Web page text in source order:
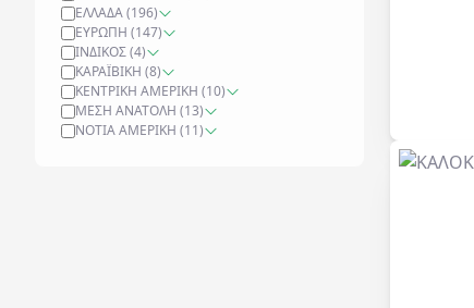
ΕΛΛΆΔΑ(196)
ΕΥΡΏΠΗ (147)
ΙΝΔΙΚΌΣ(4)
ΚΑΡΑΪΒΙΚΉ (8)
ΚΕΝΤΡΙΚΉ ΑΜΕΡΙΚΉ (10)
ΜΈΣΗ ΑΝΑΤΟΛΉ (13)
ΝΌΤΙΑ ΑΜΕΡΙΚΉ (11)